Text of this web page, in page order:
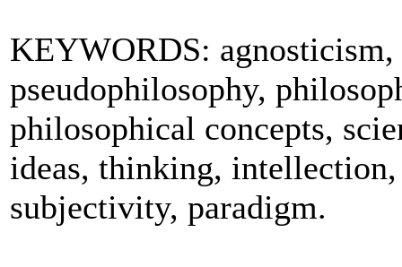
KEYWORDS:
pseudophilosophy,
philosophical concepts,
ideas, thinking,
subjectivity, paradigm.